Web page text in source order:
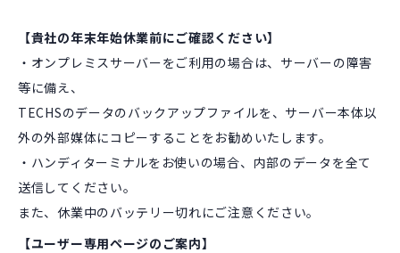
【貴社の年末年始休業前にご確認ください】
・オンプレミスサーバーをご利用の場合は、サーバーの障害
等に備え、
TECHSのデータのバックアップファイルを、サーバー本体以
外の外部媒体にコピーすることをお勧めいたします。
・ハンディターミナルをお使いの場合、内部のデータを全て
送信してください。
また、休業中のバッテリー切れにご注意ください。
【ユーザー専用ページのご案内】